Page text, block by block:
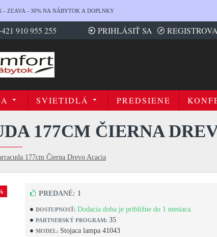
- ZĽAVA - 30% NA NÁBYTOK A DOPLNKY
910 955 255 PRIHLÁSIŤ SA
SVIETIDLÁ PREDSIENE
177cm Čierna Drevo Acacia
177CM ČIERNA
DOSTUPNOSŤ: Dodacia doba je približne do 1 mesiaca.
PARTNERSKÝ PROGRAM: 35
MODEL: Stojaca lampa 41043
PREDANÉ: 1